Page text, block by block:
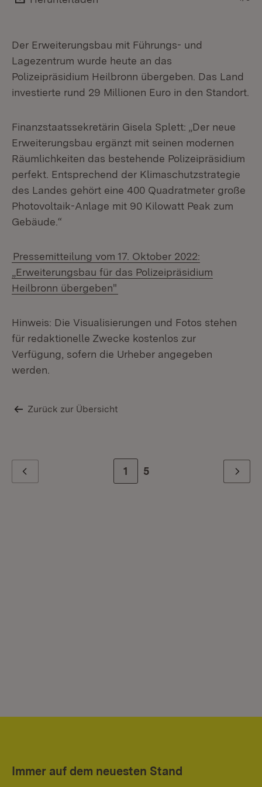
Der Erweiterungsbau mit Führungs- und
Lagezentrum wurde heute an das
Polizeipräsidium Heilbronn übergeben. Das Land
investierte rund 29 Millionen Euro in den Standort.
Finanzstaatssekretärin Gisela Splett: „Der neue
Erweiterungsbau ergänzt mit seinen modernen
Räumlichkeiten das bestehende Polizeipräsidium
perfekt. Entsprechend der Klimaschutzstrategie
des Landes gehört eine 400 Quadratmeter große
Photovoltaik-Anlage mit 90 Kilowatt Peak zum
Gebäude.“
Pressemitteilung vom 17. Oktober 2022:
„Erweiterungsbau für das Polizeipräsidium
Heilbronn übergeben"
Hinweis: Die Visualisierungen und Fotos stehen
für redaktionelle Zwecke kostenlos zur
Verfügung, sofern die Urheber angegeben
werden.
Zurück zur Übersicht
Zur Seite
1 Zur letzten Seite
5 Weiter
Immer auf dem neuesten Stand